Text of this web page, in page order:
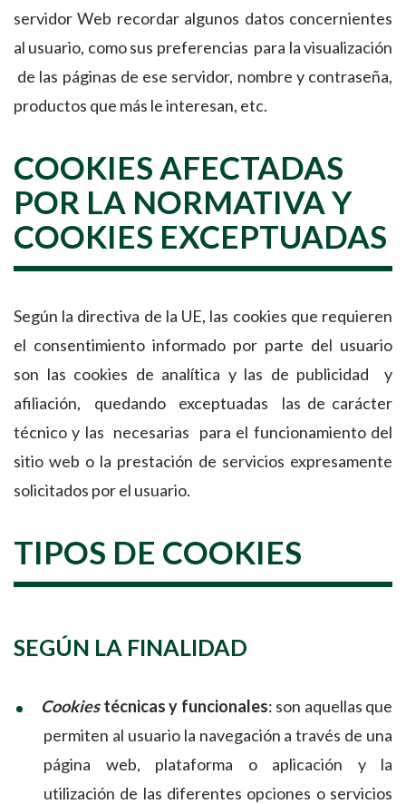
servidor Web recordar algunos datos concernientes
al usuario, como sus preferencias para la visualización
de las páginas de ese servidor, nombre y contraseña,
productos que más le interesan, etc.
COOKIES AFECTADAS
POR LA NORMATIVA Y
COOKIES EXCEPTUADAS
Según la directiva de la UE, las cookies que requieren
el consentimiento informado por parte del usuario
son las cookies de analítica y las de publicidad y
afiliación, quedando exceptuadas las de carácter
técnico y las necesarias para el funcionamiento del
sitio web o la prestación de servicios expresamente
solicitados por el usuario.
TIPOS DE COOKIES
SEGÚN LA FINALIDAD
Cookiestécnicas y funcionales: son aquellas que
permiten al usuario la navegación a través de una
página web, plataforma o aplicación y la
utilización de las diferentes opciones o servicios